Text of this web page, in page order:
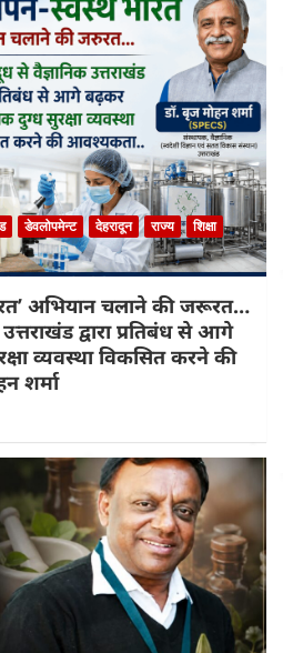
डेवलोपमेन्ट देहरादून राज्य
शिक्षा
अभियान चलाने की जरूरत…
द्वारा प्रतिबंध से आगे
व्यवस्था विकसित करने की
शर्मा